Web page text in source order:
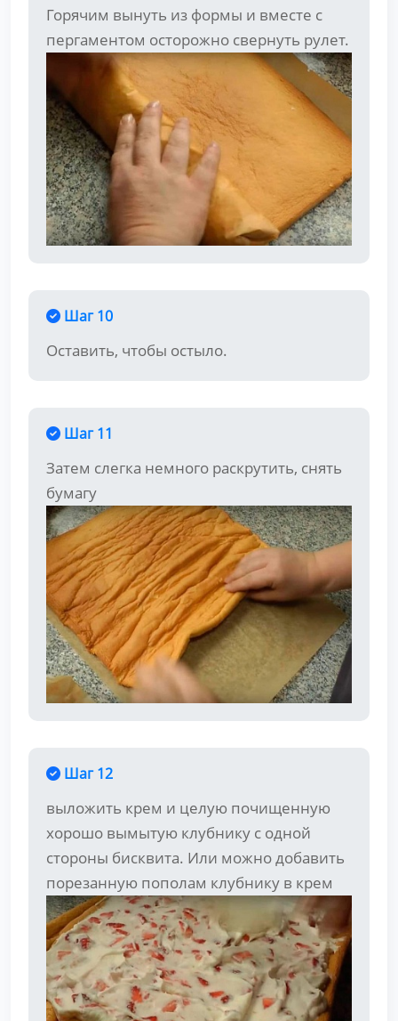
Горячим вынуть из формы и вместе с
пергаментом осторожно свернуть рулет.
Шаг 10
Оставить, чтобы остыло.
Шаг 11
Затем слегка немного раскрутить, снять
бумагу
Шаг 12
выложить крем и целую почищенную
хорошо вымытую клубнику с одной
стороны бисквита. Или можно добавить
порезанную пополам клубнику в крем